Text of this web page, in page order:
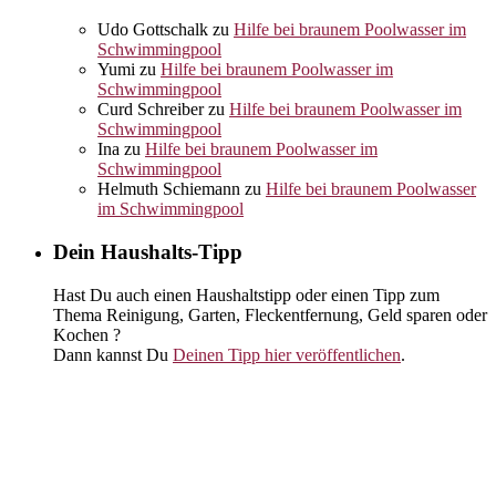
Udo Gottschalk zu Hilfe bei braunem Poolwasser im
Schwimmingpool
Yumi zu Hilfe bei braunem Poolwasser im
Schwimmingpool
Curd Schreiberzu Hilfe bei braunem Poolwasser im
Schwimmingpool
Ina zu Hilfe bei braunem Poolwasser im
Schwimmingpool
Helmuth Schiemann zu Hilfe bei braunem Poolwasser
im Schwimmingpool
Dein Haushalts-Tipp
Hast Du auch einen Haushaltstipp oder einen Tipp zum
Thema Reinigung, Garten, Fleckentfernung, Geld sparen oder
Kochen ?
Dann kannst Du Deinen Tipp hier veröffentlichen.